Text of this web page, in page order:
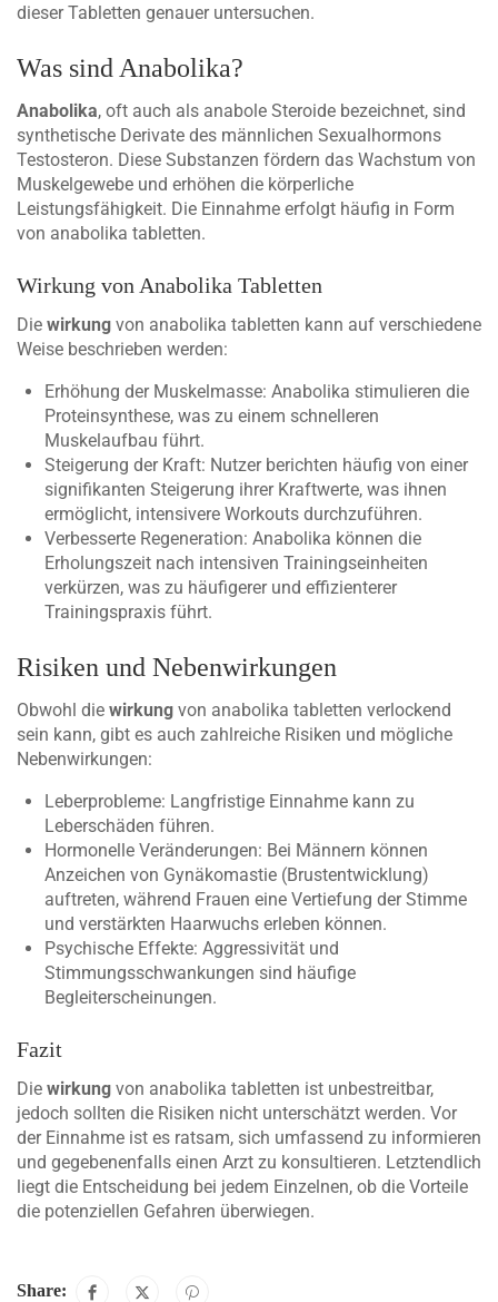
dieser Tabletten genauer untersuchen.
Was sind Anabolika?
Anabolika, oft auch als anabole Steroide bezeichnet, sind
synthetische Derivate des männlichen Sexualhormons
Testosteron. Diese Substanzen fördern das Wachstum von
Muskelgewebe und erhöhen die körperliche
Leistungsfähigkeit. Die Einnahme erfolgt häufig in Form
von anabolika tabletten.
Wirkung von Anabolika Tabletten
Die wirkung von anabolika tabletten kann auf verschiedene
Weise beschrieben werden:
Erhöhung der Muskelmasse: Anabolika stimulieren die
Proteinsynthese, was zu einem schnelleren
Muskelaufbau führt.
Steigerung der Kraft: Nutzer berichten häufig von einer
signifikanten Steigerung ihrer Kraftwerte, was ihnen
ermöglicht, intensivere Workouts durchzuführen.
Verbesserte Regeneration: Anabolika können die
Erholungszeit nach intensiven Trainingseinheiten
verkürzen, was zu häufigerer und effizienterer
Trainingspraxis führt.
Risiken und Nebenwirkungen
Obwohl die wirkung von anabolika tabletten verlockend
sein kann, gibt es auch zahlreiche Risiken und mögliche
Nebenwirkungen:
Leberprobleme: Langfristige Einnahme kann zu
Leberschäden führen.
Hormonelle Veränderungen: Bei Männern können
Anzeichen von Gynäkomastie (Brustentwicklung)
auftreten, während Frauen eine Vertiefung der Stimme
und verstärkten Haarwuchs erleben können.
Psychische Effekte: Aggressivität und
Stimmungsschwankungen sind häufige
Begleiterscheinungen.
Fazit
Die wirkung von anabolika tabletten ist unbestreitbar,
jedoch sollten die Risiken nicht unterschätzt werden. Vor
der Einnahme ist es ratsam, sich umfassend zu informieren
und gegebenenfalls einen Arzt zu konsultieren. Letztendlich
liegt die Entscheidung bei jedem Einzelnen, ob die Vorteile
die potenziellen Gefahren überwiegen.
Share: